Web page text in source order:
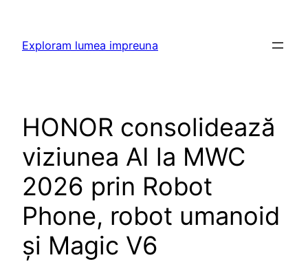
content
Exploram lumea impreuna
HONOR consolidează
viziunea AI la MWC
2026 prin Robot
Phone, robot umanoid
și Magic V6